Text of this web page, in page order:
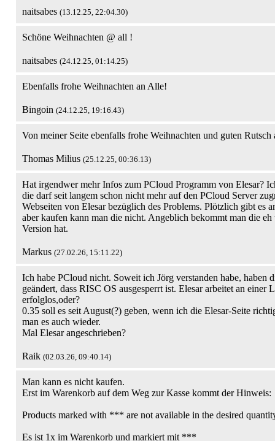
naitsabes (13.12.25, 22:04.30)
Schöne Weihnachten @ all !
naitsabes (24.12.25, 01:14.25)
Ebenfalls frohe Weihnachten an Alle!
Bingoin (24.12.25, 19:16.43)
Von meiner Seite ebenfalls frohe Weihnachten und guten Rutsch
Thomas Milius (25.12.25, 00:36.13)
Hat irgendwer mehr Infos zum PCloud Programm von Elesar?
die darf seit langem schon nicht mehr auf den PCloud Server
Webseiten von Elesar bezüglich des Problems. Plötzlich gibt es
aber kaufen kann man die nicht. Angeblich bekommt man die
Version hat.
Markus (27.02.26, 15:11.22)
Ich habe PCloud nicht. Soweit ich Jörg verstanden habe, haben
geändert, dass RISC OS ausgesperrt ist. Elesar arbeitet an einer
erfolglos,oder?
0.35 soll es seit August(?) geben, wenn ich die Elesar-Seite
man es auch wieder.
Mal Elesar angeschrieben?
Raik (02.03.26, 09:40.14)
Man kann es nicht kaufen.
Erst im Warenkorb auf dem Weg zur Kasse kommt der Hinweis:
Products marked with *** are not available in the desired
Es ist 1x im Warenkorb und markiert mit ***